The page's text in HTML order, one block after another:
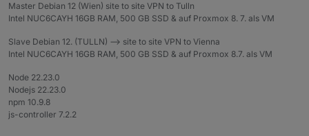
Master Debian 12 (Wien) site to site VPN to Tulln
Intel NUC6CAYH 16GB RAM, 500 GB SSD & auf Proxmox 8. 7. als VM
Slave Debian 12. (TULLN) --> site to site VPN to Vienna
Intel NUC6CAYH 16GB RAM, 500 GB SSD & auf Proxmox 8.7. als VM
Node 22.23.0
Nodejs 22.23.0
npm 10.9.8
js-controller 7.2.2